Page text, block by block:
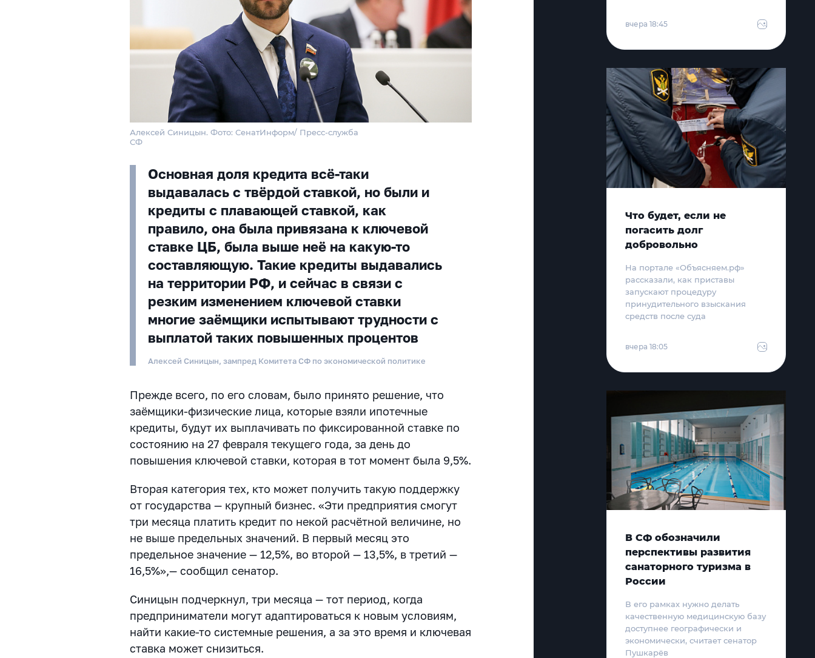
Алексей Синицын. Фото: СенатИнформ/ Пресс-служба
СФ
Основная доля кредита всё-таки
выдавалась с твёрдой ставкой, но были и
кредиты с плавающей ставкой, как
правило, она была привязана к ключевой
ставке ЦБ, была выше неё на какую-то
составляющую. Такие кредиты выдавались
на территории РФ, и сейчас в связи с
резким изменением ключевой ставки
многие заёмщики испытывают трудности с
выплатой таких повышенных процентов
Алексей Синицын, зампред Комитета СФ по экономической политике
Прежде всего, по его словам, было принято решение, что
заёмщики-физические лица, которые взяли ипотечные
кредиты, будут их выплачивать по фиксированной ставке по
состоянию на 27 февраля текущего года, за день до
повышения ключевой ставки, которая в тот момент была 9,5%.
Вторая категория тех, кто может получить такую поддержку
от государства — крупный бизнес. «Эти предприятия смогут
три месяца платить кредит по некой расчётной величине, но
не выше предельных значений. В первый месяц это
предельное значение — 12,5%, во второй — 13,5%, в третий —
16,5%»,— сообщил сенатор.
Синицын подчеркнул, три месяца — тот период, когда
предприниматели могут адаптироваться к новым условиям,
найти какие-то системные решения, а за это время и ключевая
ставка может снизиться.
вчера 18:45
Что будет, если не
погасить долг
добровольно
На портале «Объясняем.рф»
рассказали, как приставы
запускают процедуру
принудительного взыскания
средств после суда
вчера 18:05
В СФ обозначили
перспективы развития
санаторного туризма в
России
В его рамках нужно делать
качественную медицинскую базу
доступнее географически и
экономически, считает сенатор
Пушкарёв